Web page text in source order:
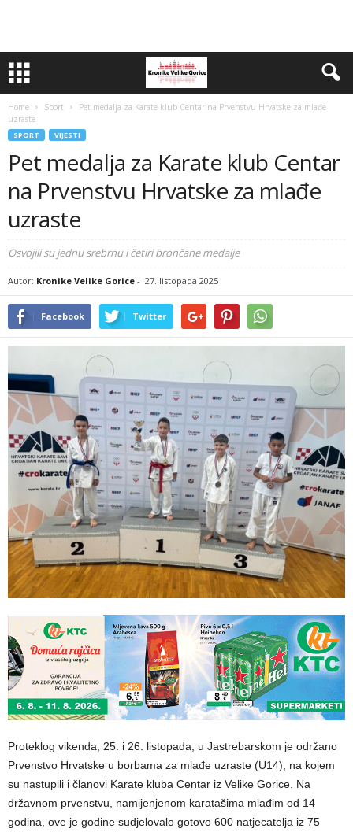
Home Sport
Pet medalja za Karate klub Centar na Prvenstvu Hrvatske za mlađe
uzraste
SPORT VIJESTI
Pet medalja za Karate klub Centar
na Prvenstvu Hrvatske za mlađe
uzraste
Osvojili su jednu srebrnu i četiri brončane medalje
Autor: Kronike Velike Gorice - 27. listopada 2025
Facebook Twitter
Proteklog vikenda, 25. i 26. listopada, u Jastrebarskom je održano
Prvenstvo Hrvatske u borbama za mlađe uzraste (U14), na kojem
su nastupili i članovi Karate kluba Centar iz Velike Gorice. Na
državnom prvenstvu, namijenjenom karatašima mlađim od 14
godina, ove je godine sudjelovalo gotovo 600 natjecatelja iz 75